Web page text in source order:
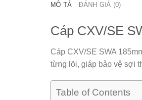
MÔ TẢ ĐÁNH GIÁ (0)
Cáp CXV/SE
Cáp CXV/SE SWA
từng lõi, giáp bảo vệ sợi
Table of Contents